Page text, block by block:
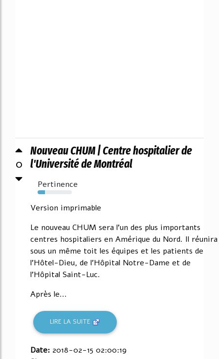
0
Nouveau CHUM | Centre hospitalier de
l'Université de Montréal
Pertinence
21%
Version imprimable
Le nouveau CHUM sera l'un des plus importants
centres hospitaliers en Amérique du Nord. Il réunira
sous un même toit les équipes et les patients de
l'Hôtel-Dieu, de l'Hôpital Notre-Dame et de
l'Hôpital Saint-Luc.
Après le...
LIRE LA SUITE
Date: 2018-02-15 02:00:19